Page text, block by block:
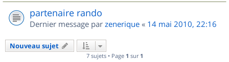
partenaire rando
Dernier message par zenerique « 14 mai 2010, 22:16
Nouveau sujet
7 sujets • Page 1 sur 1